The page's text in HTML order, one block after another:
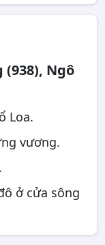
Ngô
Loa.
vương.
ở cửa sông